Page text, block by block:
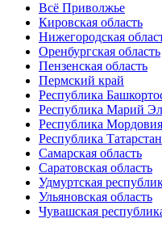
Всё Приволжье
Кировская область
Нижегородская
Оренбургская область
Пензенская область
Пермский край
Республика
Республика Марий Эл
Республика Мордовия
Республика Татарстан
Самарская область
Саратовская область
Удмуртская
Ульяновская область
Чувашская